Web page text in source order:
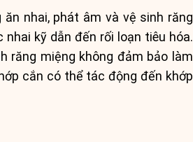
nhai, phát âm và vệ sinh răng
kỹ dẫn đến rối loạn tiêu hóa.
răng miệng không đảm bảo làm
cắn có thể tác động đến khớp